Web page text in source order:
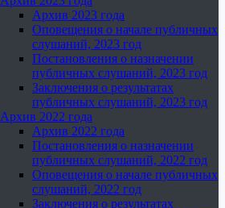
Архив 2023 года
Оповещения о начале публичных
слушаний, 2023 год
Постановления о назначении
публичных слушаний, 2023 год
Заключения о результатах
публичных слушаний, 2023 год
Архив 2022 года
Архив 2022 года
Постановления о назначении
публичных слушаний, 2022 год
Оповещения о начале публичных
слушаний, 2022 год
Заключения о результатах